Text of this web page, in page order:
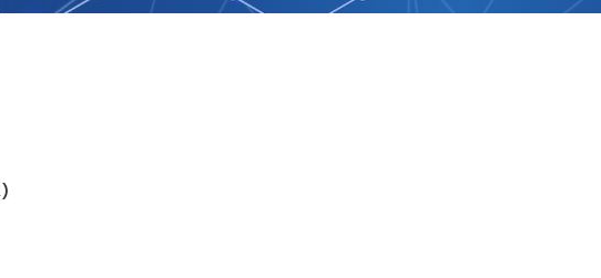
Campi